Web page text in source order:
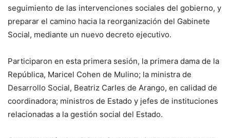
seguimiento de las intervenciones sociales del gobierno, y
preparar el camino hacia la reorganización del Gabinete
Social, mediante un nuevo decreto ejecutivo.
Participaron en esta primera sesión, la primera dama de la
República, Maricel Cohen de Mulino; la ministra de
Desarrollo Social, Beatriz Carles de Arango, en calidad de
coordinadora; ministros de Estado y jefes de instituciones
relacionadas a la gestión social del Estado.